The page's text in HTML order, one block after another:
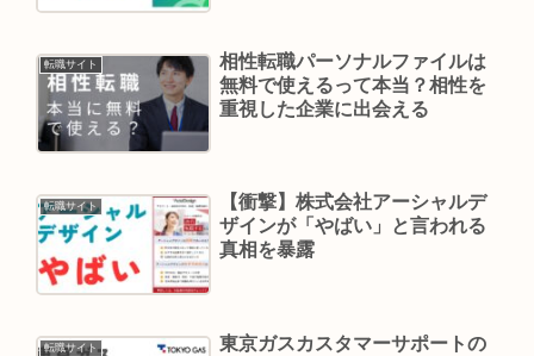
転職サイト
相性転職パーソナルファイルは
無料で使えるって本当？相性を
重視した企業に出会える
転職サイト
【衝撃】株式会社アーシャルデ
ザインが「やばい」と言われる
真相を暴露
転職サイト
東京ガスカスタマーサポートの